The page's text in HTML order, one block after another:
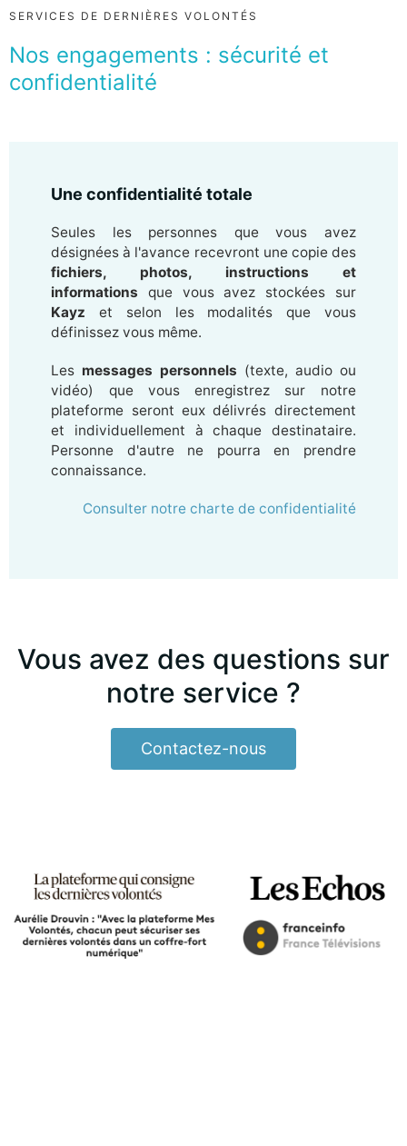
SERVICES DE DERNIÈRES VOLONTÉS
Nos engagements : sécurité et
confidentialité
Une confidentialité totale
Seules les personnes que vous avez
désignées à l'avance recevront une copie des
fichiers, photos, instructions et
informations que vous avez stockées sur
Kayz et selon les modalités que vous
définissez vous même.
Les messages personnels (texte, audio ou
vidéo) que vous enregistrez sur notre
plateforme seront eux délivrés directement
et individuellement à chaque destinataire.
Personne d'autre ne pourra en prendre
connaissance.
Consulter notre charte de confidentialité
Vous avez des questions sur
notre service ?
Contactez-nous